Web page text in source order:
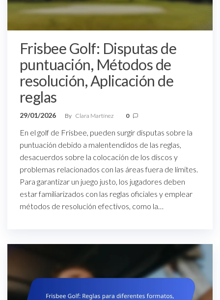
Frisbee Golf: Disputas de
puntuación, Métodos de
resolución, Aplicación de
reglas
29/01/2026 By Clara Martínez 0
En el golf de Frisbee, pueden surgir disputas sobre la
puntuación debido a malentendidos de las reglas,
desacuerdos sobre la colocación de los discos y
problemas relacionados con las áreas fuera de límites.
Para garantizar un juego justo, los jugadores deben
estar familiarizados con las reglas oficiales y emplear
métodos de resolución efectivos, como la…